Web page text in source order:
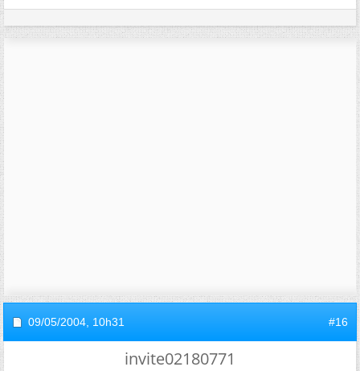
09/05/2004, 10h31 #16
invite02180771